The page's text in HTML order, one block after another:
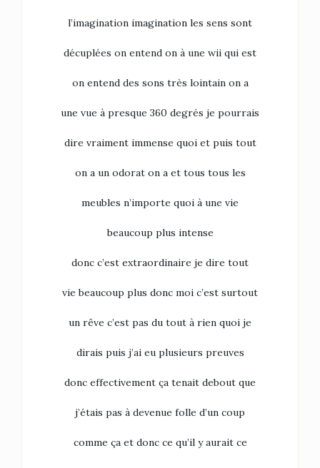
l’imagination imagination les sens sont
décuplées on entend on à une wii qui est
on entend des sons très lointain on a
une vue à presque 360 degrés je pourrais
dire vraiment immense quoi et puis tout
on a un odorat on a et tous tous les
meubles n’importe quoi à une vie
beaucoup plus intense
donc c’est extraordinaire je dire tout
vie beaucoup plus donc moi c’est surtout
un rêve c’est pas du tout à rien quoi je
dirais puis j’ai eu plusieurs preuves
donc effectivement ça tenait debout que
j’étais pas à devenue folle d’un coup
comme ça et donc ce qu’il y aurait ce